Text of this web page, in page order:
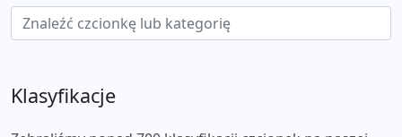
Klasyfikacje